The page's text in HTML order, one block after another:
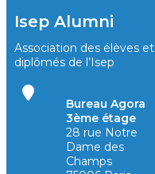
Isep Alumni
Association des élèves et
diplômés de l’Isep
Bureau Agora
3ème étage
28 rue Notre
Dame des
Champs